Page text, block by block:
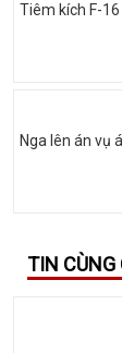
Tiêm kích F-
Nga lên án vụ
TIN CÙNG